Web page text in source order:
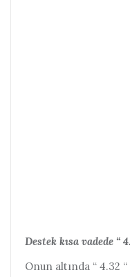
Destek kısa vadede “
Onun altında “ 4.32